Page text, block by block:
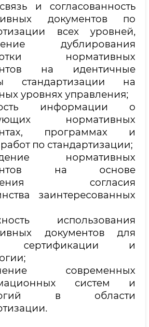
и согласованность
документов по
всех уровней,
дублирования
нормативных
на идентичные
стандартизации на
уровнях управления;
информации о
нормативных
программах и
по стандартизации;
нормативных
на основе
согласия
заинтересованных
использования
документов для
сертификации и
современных
систем и
в области